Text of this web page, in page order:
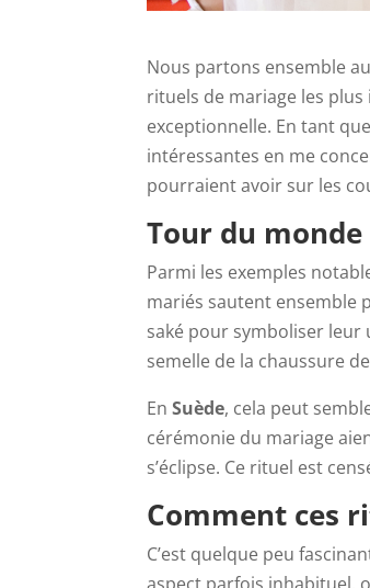
Nous partons ensemble
rituels de mariage les
exceptionnelle. En tant
intéressantes en me
pourraient avoir sur les
Tour du
Parmi les exemples
mariés sautent ensemble
saké pour symboliser leur
semelle de la chaussure
EnSuède, cela peut
cérémonie du mariage
s’éclipse. Ce rituel est
Comment ces
C’est quelque peu